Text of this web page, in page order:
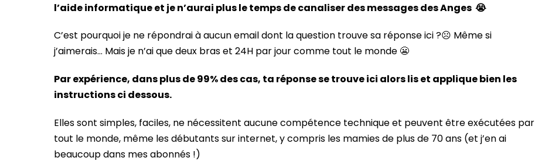
l’aide informatique et je n’aurai plus le temps de canaliser des messages des Anges 😭
C’est pourquoi je ne répondrai à aucun email dont la question trouve sa réponse ici ?☹️ Même si
j’aimerais… Mais je n’ai que deux bras et 24H par jour comme tout le monde 😬
Par expérience, dans plus de 99% des cas, ta réponse se trouve ici alors lis et applique bien les
instructions ci dessous.
Elles sont simples, faciles, ne nécessitent aucune compétence technique et peuvent être exécutées par
tout le monde, même les débutants sur internet, y compris les mamies de plus de 70 ans (et j’en ai
beaucoup dans mes abonnés !)